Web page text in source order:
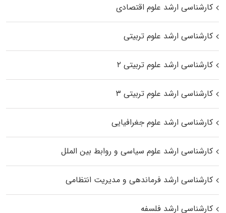
کارشناسی ارشد علوم اقتصادی
کارشناسی ارشد علوم تربیتی
کارشناسی ارشد علوم تربیتی ۲
کارشناسی ارشد علوم تربیتی ۳
کارشناسی ارشد علوم جغرافیایی
کارشناسی ارشد علوم سیاسی و روابط بین الملل
کارشناسی ارشد فرماندهی و مدیریت انتظامی
کارشناسی ارشد فلسفه